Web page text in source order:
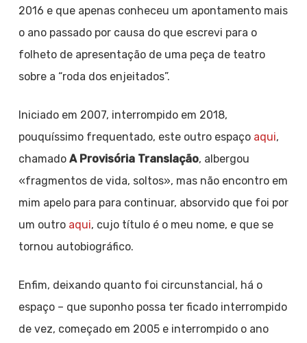
2016 e que apenas conheceu um apontamento mais
o ano passado por causa do que escrevi para o
folheto de apresentação de uma peça de teatro
sobre a “roda dos enjeitados”.
Iniciado em 2007, interrompido em 2018,
pouquíssimo frequentado, este outro espaço aqui,
chamado A Provisória Translação, albergou
«fragmentos de vida, soltos», mas não encontro em
mim apelo para para continuar, absorvido que foi por
um outro aqui, cujo título é o meu nome, e que se
tornou autobiográfico.
Enfim, deixando quanto foi circunstancial, há o
espaço – que suponho possa ter ficado interrompido
de vez, começado em 2005 e interrompido o ano